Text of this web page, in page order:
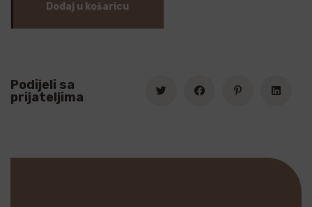
Dodaj u košaricu
Podijeli sa
prijateljima